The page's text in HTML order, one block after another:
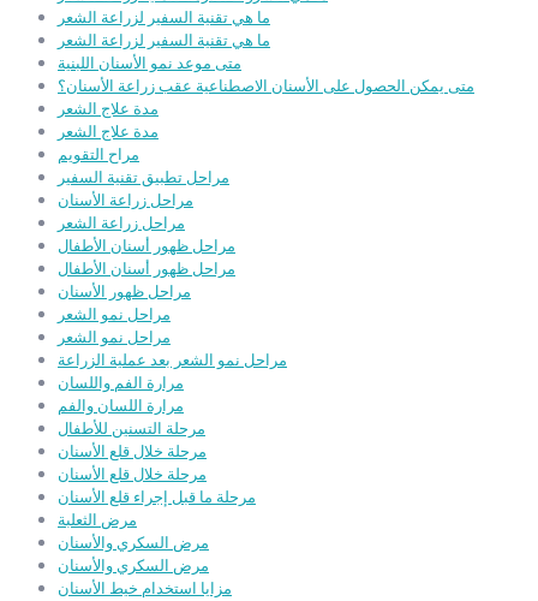
ما هي تقنية السفير لزراعة الشعر
ما هي تقنية السفير لزراعة الشعر
متى موعد نمو الأسنان اللبنية
متى يمكن الحصول على الأسنان الاصطناعية عقب زراعة الأسنان؟
مدة علاج الشعر
مدة علاج الشعر
مراح التقويم
مراحل تطبيق تقنية السفير
مراحل زراعة الأسنان
مراحل زراعة الشعر
مراحل ظهور أسنان الأطفال
مراحل ظهور أسنان الأطفال
مراحل ظهور الأسنان
مراحل نمو الشعر
مراحل نمو الشعر
مراحل نمو الشعر بعد عملية الزراعة
مرارة الفم واللسان
مرارة اللسان والفم
مرحلة التسنين للأطفال
مرحلة خلال قلع الأسنان
مرحلة خلال قلع الأسنان
مرحلة ما قبل إجراء قلع الأسنان
مرض الثعلبة
مرض السكري والأسنان
مرض السكري والأسنان
مزايا استخدام خيط الأسنان